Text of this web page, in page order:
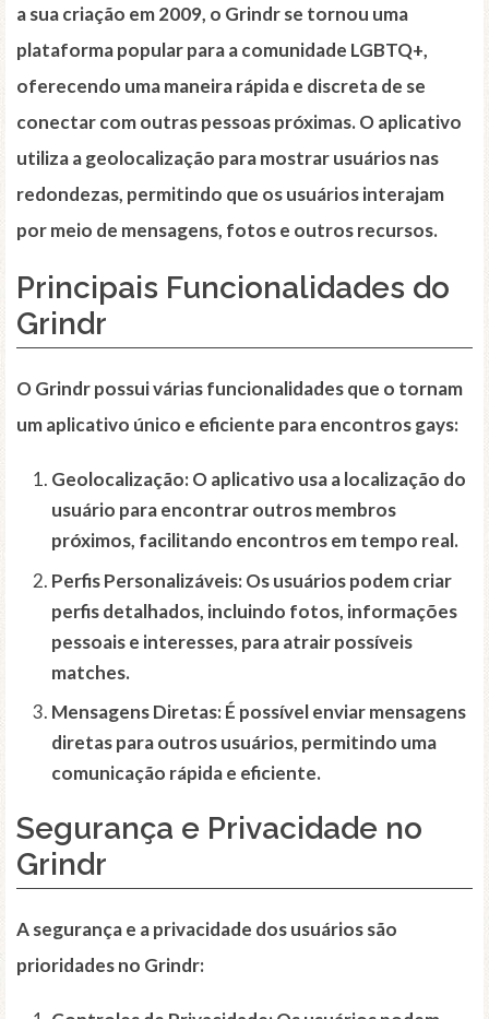
a sua criação em 2009, o Grindr se tornou uma
plataforma popular para a comunidade LGBTQ+,
oferecendo uma maneira rápida e discreta de se
conectar com outras pessoas próximas. O aplicativo
utiliza a geolocalização para mostrar usuários nas
redondezas, permitindo que os usuários interajam
por meio de mensagens, fotos e outros recursos.
Principais Funcionalidades do
Grindr
O Grindr possui várias funcionalidades que o tornam
um aplicativo único e eficiente para encontros gays:
Geolocalização:O aplicativo usa a localização do
usuário para encontrar outros membros
próximos, facilitando encontros em tempo real.
Perfis Personalizáveis:Os usuários podem criar
perfis detalhados, incluindo fotos, informações
pessoais e interesses, para atrair possíveis
matches.
Mensagens Diretas:É possível enviar mensagens
diretas para outros usuários, permitindo uma
comunicação rápida e eficiente.
Segurança e Privacidade no
Grindr
A segurança e a privacidade dos usuários são
prioridades no Grindr: